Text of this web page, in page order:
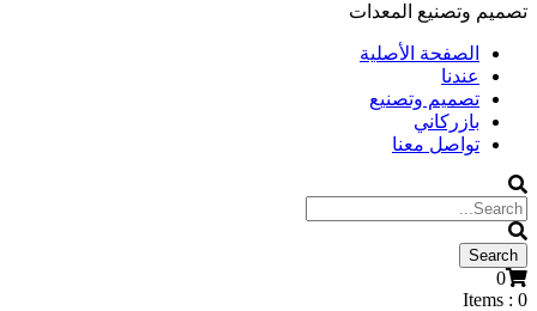
تصميم وتصنيع المعدات
الصفحة الأصلية
عندنا
تصميم وتصنيع
بازركاني
تواصل معنا
0
Items : 0